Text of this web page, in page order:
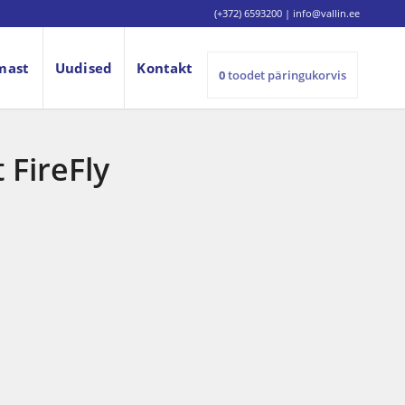
(+372) 6593200 | info@vallin.ee
Uudised Kontakt 0toodet päringukorvis